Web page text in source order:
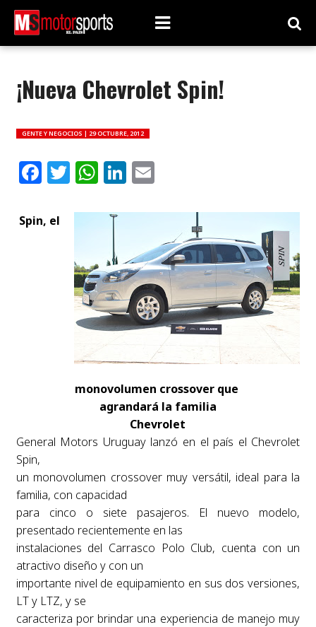
¡Nueva Chevrolet Spin!
GENTE Y NEGOCIOS | 29 OCTUBRE, 2012
Facebook
Twitter
WhatsApp
LinkedIn
Email
Spin, el
monovolumen crossover que
agrandará la familia
Chevrolet
General Motors Uruguay lanzó en el país el Chevrolet
Spin,
un monovolumen crossover muy versátil, ideal para la
familia, con capacidad
para cinco o siete pasajeros. El nuevo modelo,
presentado recientemente en las
instalaciones del Carrasco Polo Club, cuenta con un
atractivo diseño y con un
importante nivel de equipamiento en sus dos versiones,
LT y LTZ, y se
caracteriza por brindar una experiencia de manejo muy